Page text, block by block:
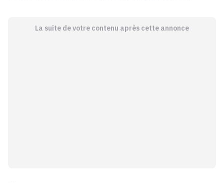
La suite de votre contenu après cette annonce